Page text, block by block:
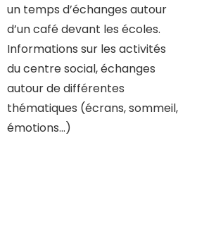
un temps d’échanges autour
d’un café devant les écoles.
Informations sur les activités
du centre social, échanges
autour de différentes
thématiques (écrans, sommeil,
émotions…)